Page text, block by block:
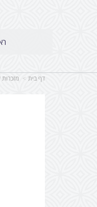
דף בית מזכרות